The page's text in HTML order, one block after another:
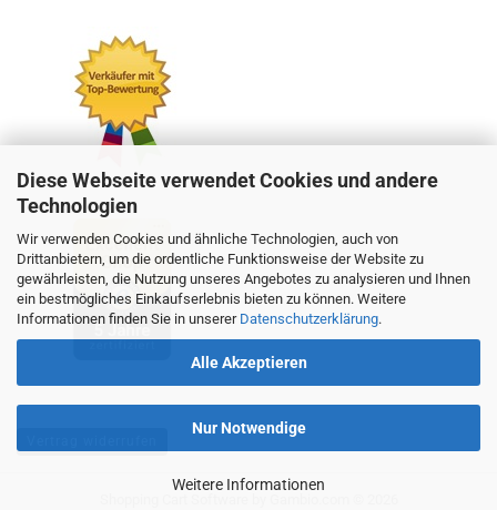
Diese Webseite verwendet Cookies und andere
Technologien
Wir verwenden Cookies und ähnliche Technologien, auch von
Drittanbietern, um die ordentliche Funktionsweise der Website zu
gewährleisten, die Nutzung unseres Angebotes zu analysieren und Ihnen
ein bestmögliches Einkaufserlebnis bieten zu können. Weitere
Informationen finden Sie in unserer Datenschutzerklärung.
Alle Akzeptieren
Nur Notwendige
Weitere Informationen